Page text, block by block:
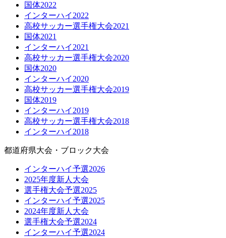
国体2022
インターハイ2022
高校サッカー選手権大会2021
国体2021
インターハイ2021
高校サッカー選手権大会2020
国体2020
インターハイ2020
高校サッカー選手権大会2019
国体2019
インターハイ2019
高校サッカー選手権大会2018
インターハイ2018
都道府県大会・ブロック大会
インターハイ予選2026
2025年度新人大会
選手権大会予選2025
インターハイ予選2025
2024年度新人大会
選手権大会予選2024
インターハイ予選2024